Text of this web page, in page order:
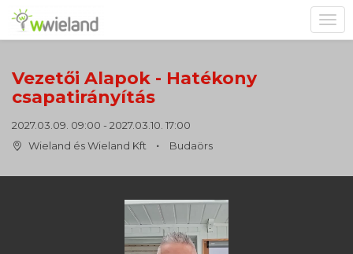
Vezetői Alapok - Hatékony
csapatirányítás
2027.03.09. 09:00 - 2027.03.10. 17:00
Wieland és Wieland Kft
Budaörs